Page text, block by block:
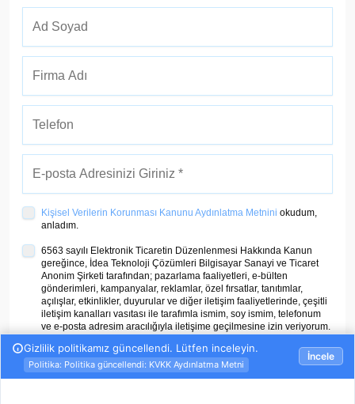
Kişisel Verilerin Korunması Kanunu Aydınlatma Metnini okudum,
anladım.
6563 sayılı Elektronik Ticaretin Düzenlenmesi Hakkında Kanun
gereğince, İdea Teknoloji Çözümleri Bilgisayar Sanayi ve Ticaret
Anonim Şirketi tarafından; pazarlama faaliyetleri, e-bülten
gönderimleri, kampanyalar, reklamlar, özel fırsatlar, tanıtımlar,
açılışlar, etkinlikler, duyurular ve diğer iletişim faaliyetlerinde, çeşitli
iletişim kanalları vasıtası ile tarafımla ismim, soy ismim, telefonum
ve e-posta adresim aracılığıyla iletişime geçilmesine izin veriyorum.
ÜYE OL